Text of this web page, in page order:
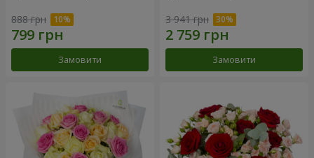
888 грн
Замовити
3 941 грн
Замовити